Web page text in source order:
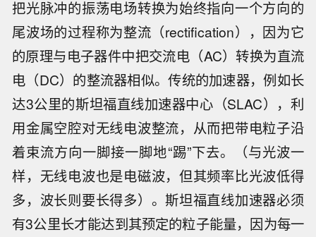
把光脉冲的振荡电场转换为始终指向一个方向的
尾波场的过程称为整流（rectification），因为它
的原理与电子器件中把交流电（AC）转换为直流
电（DC）的整流器相似。传统的加速器，例如长
达3公里的斯坦福直线加速器中心（SLAC），利
用金属空腔对无线电波整流，从而把带电粒子沿
着束流方向一脚接一脚地“踢”下去。（与光波一
样，无线电波也是电磁波，但其频率比光波低得
多，波长则要长得多）。斯坦福直线加速器必须
有3公里长才能达到其预定的粒子能量，因为每一